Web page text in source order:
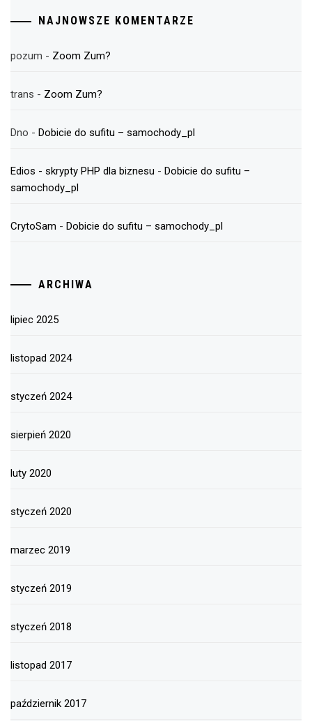
NAJNOWSZE KOMENTARZE
pozum - Zoom Zum?
trans - Zoom Zum?
Dno - Dobicie do sufitu – samochody_pl
Edios - skrypty PHP dla biznesu - Dobicie do sufitu –
samochody_pl
CrytoSam - Dobicie do sufitu – samochody_pl
ARCHIWA
lipiec 2025
listopad 2024
styczeń 2024
sierpień 2020
luty 2020
styczeń 2020
marzec 2019
styczeń 2019
styczeń 2018
listopad 2017
październik 2017